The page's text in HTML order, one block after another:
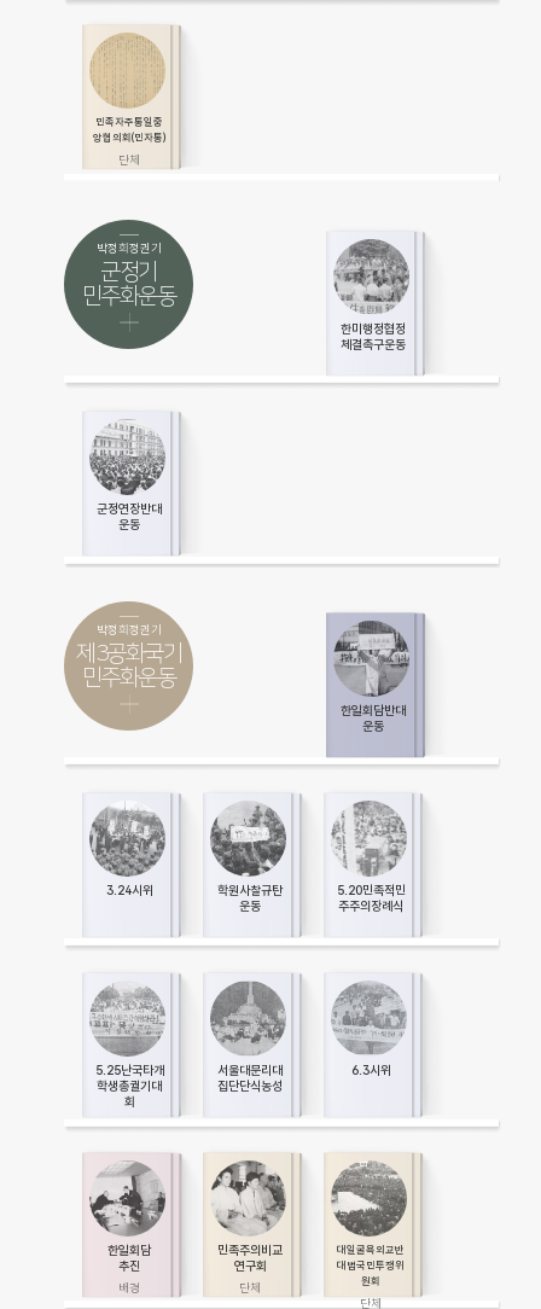
민족자주통일중
앙협의회(민자통)
박정희정권기
군정기
민주화운동
한미행정협정
체결촉구운동
군정연장반대
운동
박정희정권기
제3공화국기
민주화운동
한일회담반대
운동
3.24시위
학원사찰규탄
운동
5.20민족적민
주주의장례식
5.25난국타개
학생총궐기대
회
서울대문리대
집단단식농성
6.3시위
한일회담
추진
민족주의비교
연구회
대일굴욕외교반
대범국민투쟁위
원회